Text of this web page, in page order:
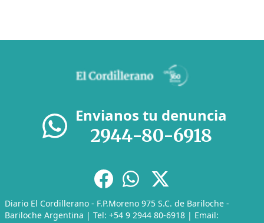
Envianos tu denuncia
2944-80-6918
Diario El Cordillerano - F.P.Moreno 975 S.C. de Bariloche -
Bariloche Argentina | Tel: +54 9 2944 80-6918 | Email: